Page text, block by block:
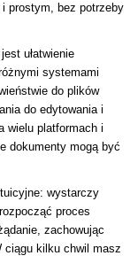
prostym, bez potrzeby
ułatwienie
systemami
do plików
do edytowania i
wielu platformach i
dokumenty mogą być
wystarczy
proces
zachowując
ciągu kilku chwil masz